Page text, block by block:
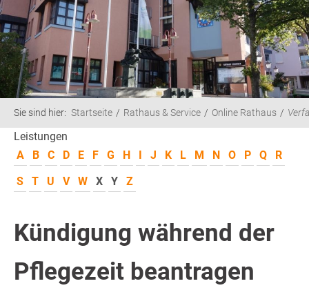
Sie sind hier: Startseite Rathaus & Service Online Rathaus
Leistungen
A
B C D E F G H I J K L M N O P Q
R
S
T U V W X Y Z
Kündigung während der
Pflegezeit beantragen